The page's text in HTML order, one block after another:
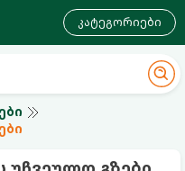
კატეგორიები